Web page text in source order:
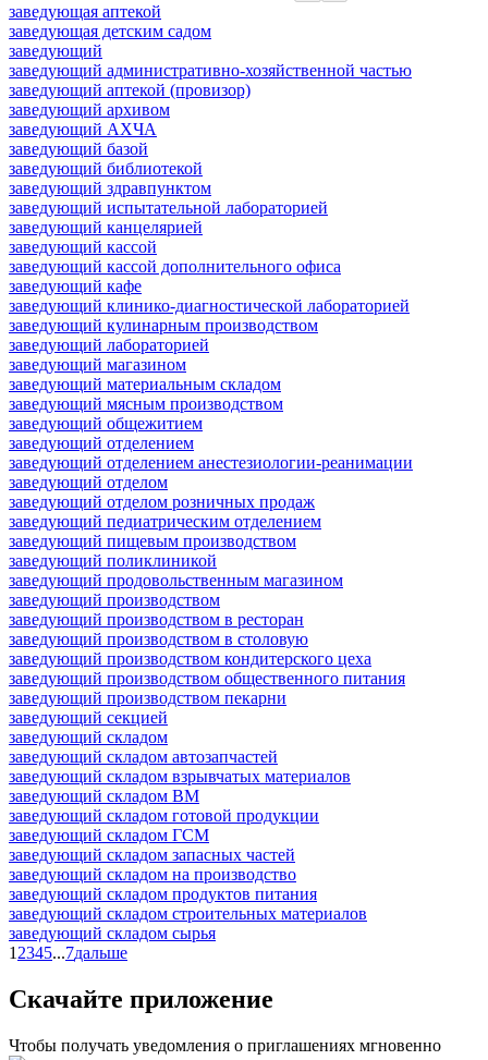
заведующая аптекой
заведующая детским садом
заведующий
заведующий административно-хозяйственной частью
заведующий аптекой (провизор)
заведующий архивом
заведующий АХЧА
заведующий базой
заведующий библиотекой
заведующий здравпунктом
заведующий испытательной лабораторией
заведующий канцелярией
заведующий кассой
заведующий кассой дополнительного офиса
заведующий кафе
заведующий клинико-диагностической лабораторией
заведующий кулинарным производством
заведующий лабораторией
заведующий магазином
заведующий материальным складом
заведующий мясным производством
заведующий общежитием
заведующий отделением
заведующий отделением анестезиологии-реанимации
заведующий отделом
заведующий отделом розничных продаж
заведующий педиатрическим отделением
заведующий пищевым производством
заведующий поликлиникой
заведующий продовольственным магазином
заведующий производством
заведующий производством в ресторан
заведующий производством в столовую
заведующий производством кондитерского цеха
заведующий производством общественного питания
заведующий производством пекарни
заведующий секцией
заведующий складом
заведующий складом автозапчастей
заведующий складом взрывчатых материалов
заведующий складом ВМ
заведующий складом готовой продукции
заведующий складом ГСМ
заведующий складом запасных частей
заведующий складом на производство
заведующий складом продуктов питания
заведующий складом строительных материалов
заведующий складом сырья
1 2345...7дальше
Скачайте приложение
Чтобы получать уведомления о приглашениях мгновенно